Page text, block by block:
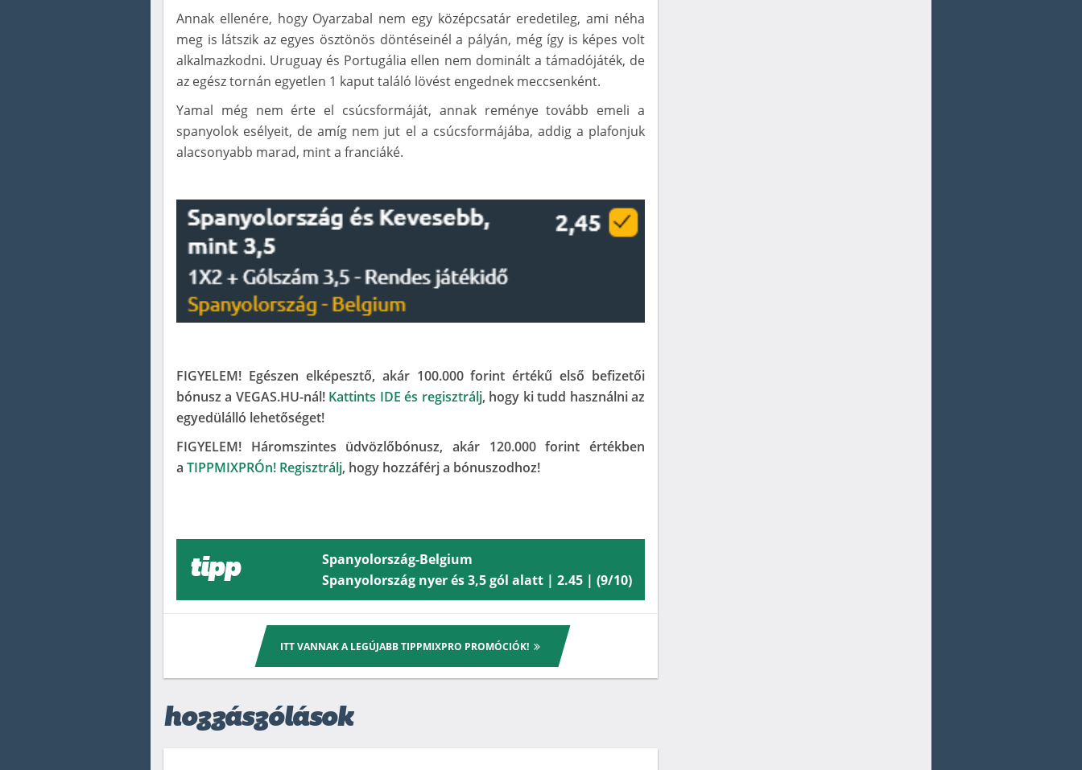
Annak ellenére, hogy Oyarzabal nem egy középcsatár eredetileg, ami néha
meg is látszik az egyes ösztönös döntéseinél a pályán, még így is képes volt
alkalmazkodni. Uruguay és Portugália ellen nem dominált a támadójáték, de
az egész tornán egyetlen 1 kaput találó lövést engednek meccsenként.
Yamal még nem érte el csúcsformáját, annak reménye tovább emeli a
spanyolok esélyeit, de amíg nem jut el a csúcsformájába, addig a plafonjuk
alacsonyabb marad, mint a franciáké.
FIGYELEM! Egészen elképesztő, akár 100.000 forint értékű első befizetői
bónusz a VEGAS.HU-nál! Kattints IDE és regisztrálj, hogy ki tudd használni az
egyedülálló lehetőséget!
FIGYELEM! Háromszintes üdvözlőbónusz, akár 120.000 forint értékben
a TIPPMIXPRÓn! Regisztrálj, hogy hozzáférj a bónuszodhoz!
tipp
Spanyolország-Belgium
Spanyolország nyer és 3,5 gól alatt | 2.45 | (9/10)
ITT VANNAK A LEGÚJABB TIPPMIXPRO PROMÓCIÓK!
hozzászólások